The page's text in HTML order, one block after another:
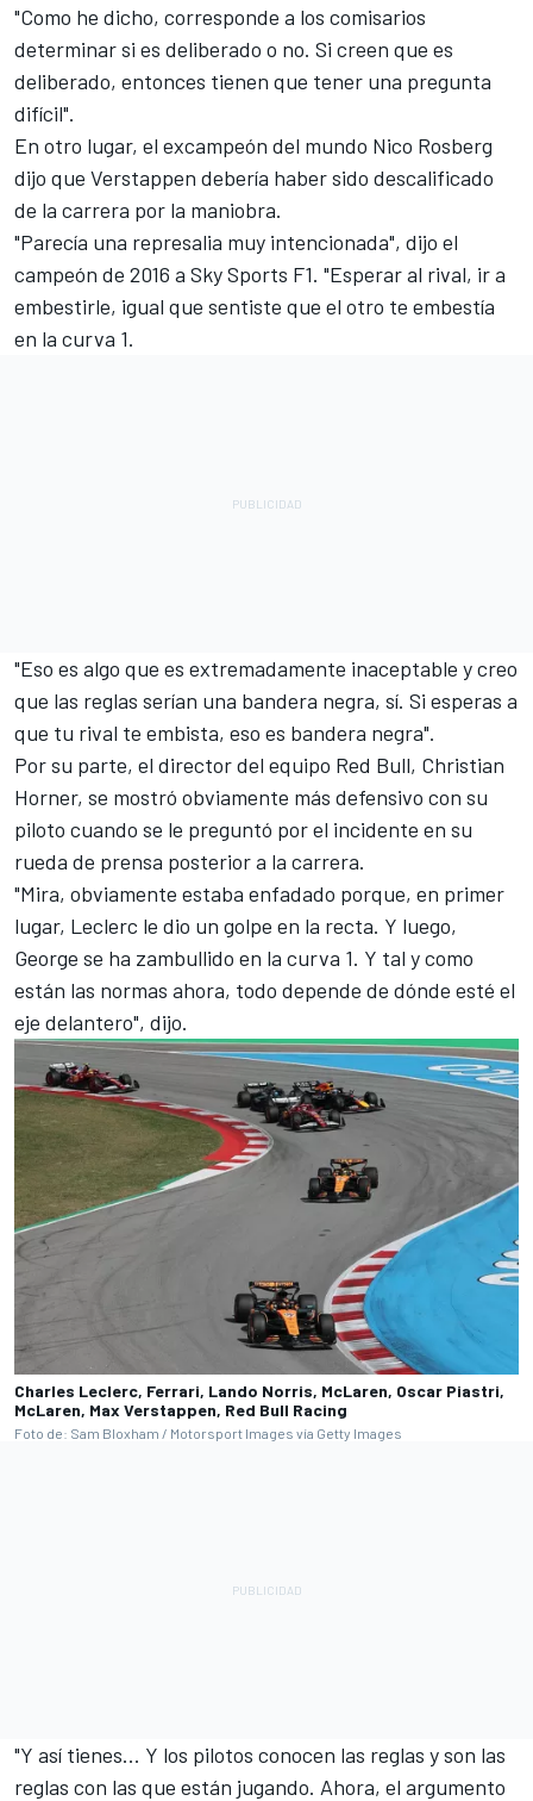
"Como he dicho, corresponde a los comisarios
determinar si es deliberado o no. Si creen que es
deliberado, entonces tienen que tener una pregunta
difícil".
En otro lugar, el excampeón del mundo Nico Rosberg
dijo que Verstappen debería haber sido descalificado
de la carrera por la maniobra.
"Parecía una represalia muy intencionada", dijo el
campeón de 2016 a Sky Sports F1. "Esperar al rival, ir a
embestirle, igual que sentiste que el otro te embestía
en la curva 1.
"Eso es algo que es extremadamente inaceptable y creo
que las reglas serían una bandera negra, sí. Si esperas a
que tu rival te embista, eso es bandera negra".
Por su parte, el director del equipo Red Bull, Christian
Horner, se mostró obviamente más defensivo con su
piloto cuando se le preguntó por el incidente en su
rueda de prensa posterior a la carrera.
"Mira, obviamente estaba enfadado porque, en primer
lugar, Leclerc le dio un golpe en la recta. Y luego,
George se ha zambullido en la curva 1. Y tal y como
están las normas ahora, todo depende de dónde esté el
eje delantero", dijo.
Charles Leclerc, Ferrari, Lando Norris, McLaren, Oscar Piastri,
McLaren, Max Verstappen, Red Bull Racing
Foto de: Sam Bloxham / Motorsport Images vía Getty Images
"Y así tienes... Y los pilotos conocen las reglas y son las
reglas con las que están jugando. Ahora, el argumento